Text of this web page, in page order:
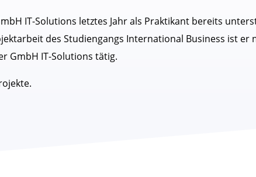
IT-Solutions letztes Jahr als Praktikant bereits
des Studiengangs International Business ist er
GmbH IT-Solutions tätig.